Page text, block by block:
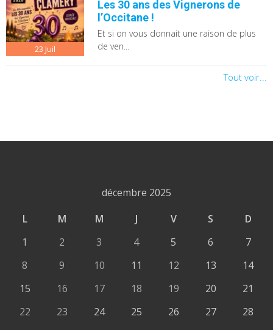
23 Juil
Les 30 ans des Vignerons de
l’Occitane !
Et si on vous donnait une raison de plus
de ven...
Tout voir...
décembre 2025
L
M M J V S
D
1
2 3 4 5 6
7
8
9 10 11 12 13
14
15
16 17 18 19 20
21
22
23 24 25 26 27
28